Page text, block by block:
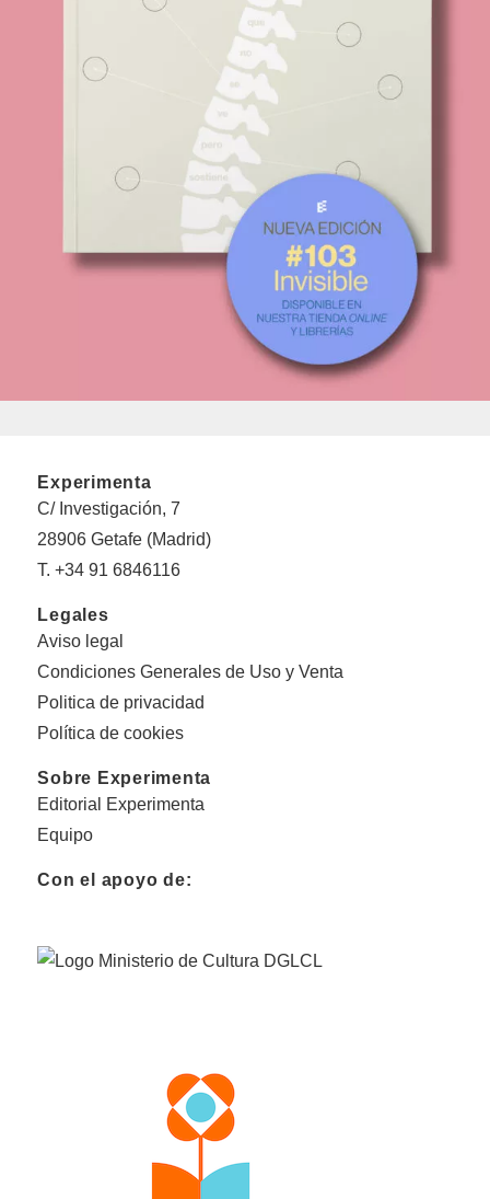
Experimenta
C/ Investigación, 7
28906 Getafe (Madrid)
T. +34 91 6846116
Legales
Aviso legal
Condiciones Generales de Uso y Venta
Politica de privacidad
Política de cookies
Sobre Experimenta
Editorial Experimenta
Equipo
Con el apoyo de: